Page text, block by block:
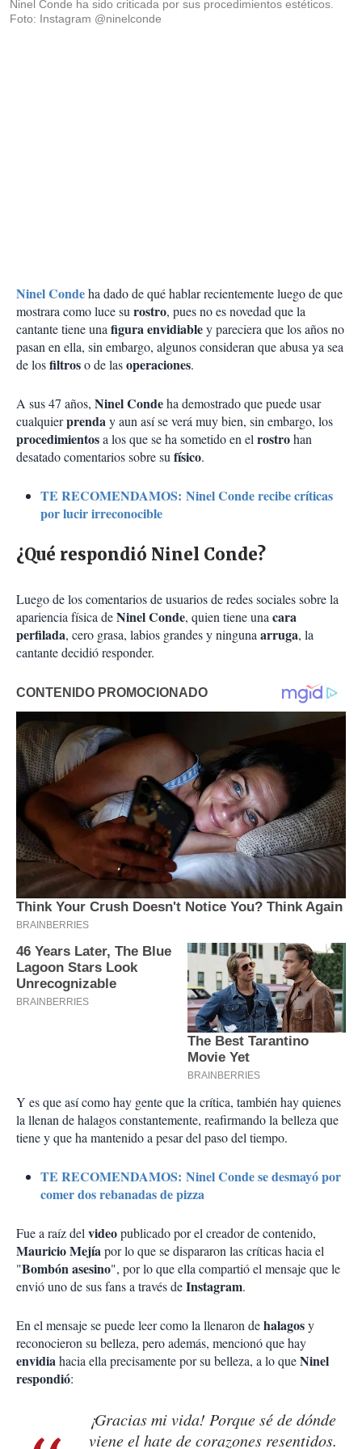
Ninel Conde ha sido criticada por sus procedimientos estéticos.
Foto: Instagram @ninelconde
Ninel Condeha dado de qué hablar recientemente luego de que
mostrara como luce surostro, pues no es novedad que la
cantante tiene unafigura envidiabley pareciera que los años no
pasan en ella, sin embargo, algunos consideran que abusa ya sea
de losfiltroso de lasoperaciones.
A sus 47 años, Ninel Condeha demostrado que puede usar
cualquierprenday aun así se verá muy bien, sin embargo, los
procedimientosa los que se ha sometido en elrostrohan
desatado comentarios sobre sufísico.
TE RECOMENDAMOS: Ninel Conde recibe críticas
por lucir irreconocible
¿Qué respondió Ninel Conde?
Luego de los comentarios de usuarios de redes sociales sobre la
apariencia física deNinel Conde, quien tiene unacara
perfilada, cero grasa, labios grandes y ningunaarruga, la
cantante decidió responder.
Y es que así como hay gente que la crítica, también hay quienes
la llenan de halagos constantemente, reafirmando la belleza que
tiene y que ha mantenido a pesar del paso del tiempo.
TE RECOMENDAMOS: Ninel Conde se desmayó por
comer dos rebanadas de pizza
Fue a raíz delvideopublicado por el creador de contenido,
Mauricio Mejíapor lo que se dispararon las críticas hacia el
"Bombón asesino", por lo que ella compartió el mensaje que le
envió uno de sus fans a través deInstagram.
En el mensaje se puede leer como la llenaron dehalagosy
reconocieron su belleza, pero además, mencionó que hay
envidiahacia ella precisamente por su belleza, a lo queNinel
respondió:
¡Gracias mi vida! Porque sé de dónde
viene el hate de corazones resentidos.